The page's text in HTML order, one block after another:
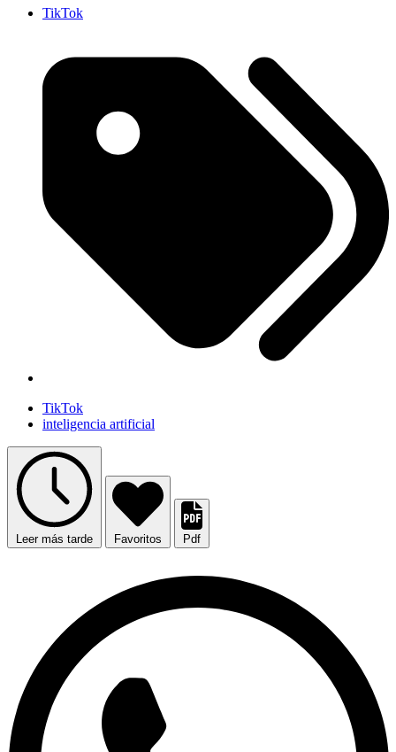
TikTok
TikTok
inteligencia artificial
Leer más tarde Favoritos Pdf